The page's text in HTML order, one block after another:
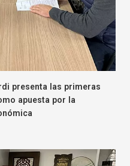
presenta las primeras
apuesta por la